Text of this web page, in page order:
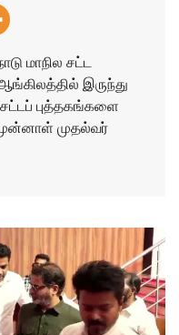
மாநில சட்ட
இருந்து
புத்தகங்களை
முதல்வர்